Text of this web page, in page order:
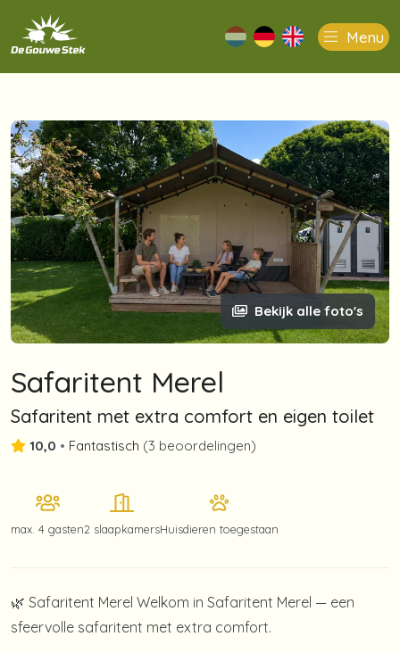
Menu
nl de en
Bekijk alle foto's
Safaritent Merel
Safaritent met extra comfort en eigen toilet
10,0 • Fantastisch (3 beoordelingen)
max. 4 gasten2 slaapkamersHuisdieren toegestaan
🌿 Safaritent Merel Welkom in Safaritent Merel — een
sfeervolle safaritent met extra comfort.